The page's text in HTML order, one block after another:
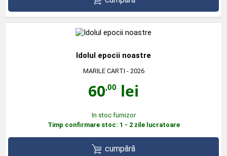
Idolul epocii noastre
MARILE CARTI - 2026
60,00 lei
In stoc furnizor
Timp confirmare stoc: 1 - 2 zile lucratoare
cumpără